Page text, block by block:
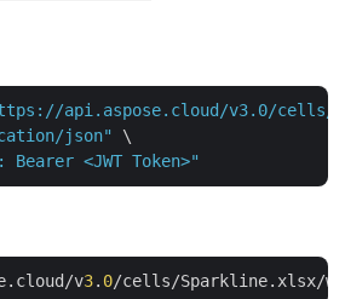
api.aspose.cloud/v3.0/cells/
json"
\
<JWT Token>"
v3. 0/cells/Sparkline.xlsx/